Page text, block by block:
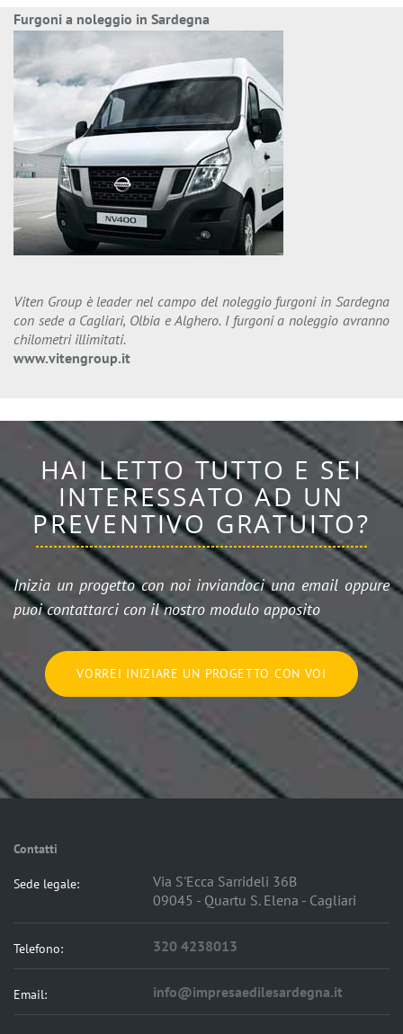
Furgoni a noleggio in Sardegna
Viten Group è leader nel campo del noleggio furgoni in Sardegna
con sede a Cagliari, Olbia e Alghero. I furgoni a noleggio avranno
chilometri illimitati.
www.vitengroup.it
HAI LETTO TUTTO E SEI
INTERESSATO AD UN
PREVENTIVO GRATUITO?
Inizia un progetto con noi inviandoci una email oppure
puoi contattarci con il nostro modulo apposito
VORREI INIZIARE UN PROGETTO CON VOI
Contatti
Sede legale:
Via S'Ecca Sarrideli 36B
09045 - Quartu S. Elena - Cagliari
Telefono: 320 4238013
Email: info@impresaedilesardegna.it